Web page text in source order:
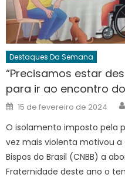
Destaques Da Semana
“Precisamos estar
para ir ao encontro
Posted
on
15 de fevereiro de 2024
O isolamento imposto pela
vez mais violenta motivou
Bispos do Brasil (CNBB) a
Fraternidade deste ano o